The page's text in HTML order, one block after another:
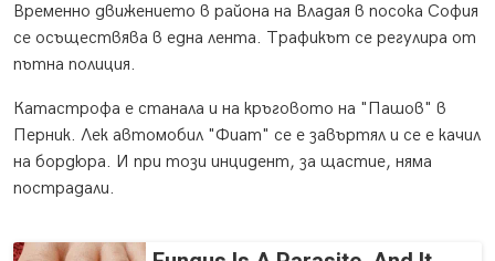
Временно движението в района на Владая в посока София
се осъществява в една лента. Трафикът се регулира от
пътна полиция.
Катастрофа е станала и на кръговото на "Пашов" в
Перник. Лек автомобил "Фиат" се е завъртял и се е качил
на бордюра. И при този инцидент, за щастие, няма
пострадали.